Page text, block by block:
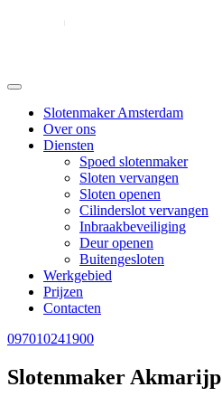
Slotenmaker Amsterdam
Over ons
Diensten
Spoed slotenmaker
Sloten vervangen
Sloten openen
Cilinderslot vervangen
Inbraakbeveiliging
Deur openen
Buitengesloten
Werkgebied
Prijzen
Contacten
097010241900
Slotenmaker Akmarijp